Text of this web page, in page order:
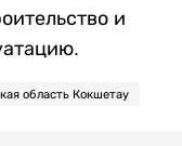
и
область Кокшетау